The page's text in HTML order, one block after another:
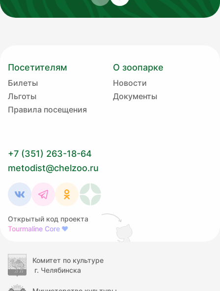
Посетителям
Билеты
Льготы
Правила посещения
О зоопарке
Новости
Документы
+7 (351) 263-18-64
metodist@chelzoo.ru
Открытый код проекта
Tourmaline Core ❤
Комитет по культуре
г. Челябинска